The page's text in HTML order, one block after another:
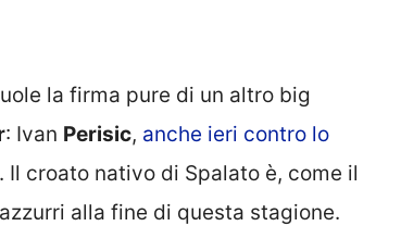
la firma pure di un altro big
: Ivan Perisic, anche ieri contro lo
. Il croato nativo di Spalato è, come il
alla fine di questa stagione.